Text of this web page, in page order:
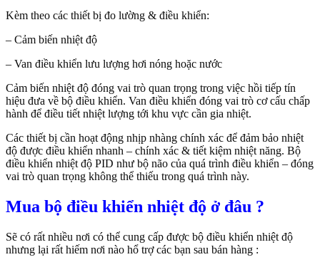
Kèm theo các thiết bị đo lường & điều khiển:
– Cảm biến nhiệt độ
– Van điều khiển lưu lượng hơi nóng hoặc nước
Cảm biến nhiệt độ đóng vai trò quan trọng trong việc hồi tiếp tín
hiệu đưa về bộ điều khiển. Van điều khiển đóng vai trò cơ cấu chấp
hành để điều tiết nhiệt lượng tới khu vực cần gia nhiệt.
Các thiết bị cần hoạt động nhịp nhàng chính xác để đảm bảo nhiệt
độ được điều khiển nhanh – chính xác & tiết kiệm nhiệt năng. Bộ
điều khiển nhiệt độ PID như bộ não của quá trình điều khiển – đóng
vai trò quan trọng không thể thiếu trong quá trình này.
Mua bộ điều khiển nhiệt độ ở đâu ?
Sẽ có rất nhiều nơi có thể cung cấp được bộ điều khiển nhiệt độ
nhưng lại rất hiếm nơi nào hổ trợ các bạn sau bán hàng :